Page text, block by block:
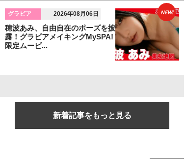
グラビア 2026年08月06日
穂波あみ、自由自在のポーズを披
露！グラビアメイキングMySPA!
限定ムービ...
NEW!
新着記事をもっと見る